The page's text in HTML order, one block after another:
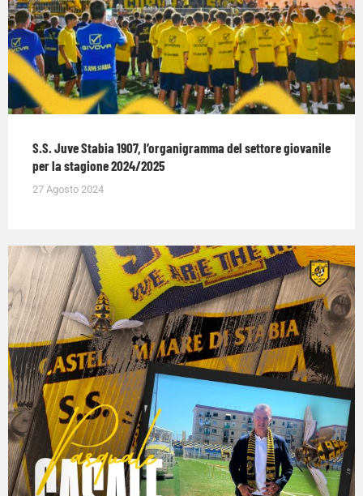
S.S. Juve Stabia 1907, l’organigramma del settore giovanile
per la stagione 2024/2025
27 Agosto 2024